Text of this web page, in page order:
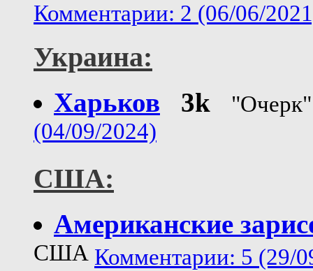
Комментарии: 2 (06/06/
Украина:
Харьков 3k
(04/09/2024)
США:
Американские
США Комментарии: 5 (29/